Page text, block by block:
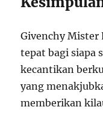
Givenchy Mister
tepat bagi siapa
kecantikan
yang
memberikan